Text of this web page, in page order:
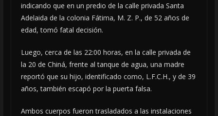
indicando que en un predio de la calle privada Santa
Adelaida de la colonia Fátima, M. Z. P., de 52 años de
edad, tomó fatal decisión.
Luego, cerca de las 22:00 horas, en la calle privada de
la 20 de Chiná, frente al tanque de agua, una madre
reportó que su hijo, identificado como, L.F.C.H., y de 39
años, también escapó por la puerta falsa.
Ambos cuerpos fueron trasladados a las instalaciones